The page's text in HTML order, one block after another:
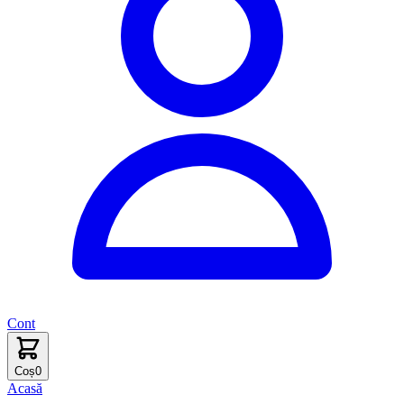
Cont
Coș0
Acasă